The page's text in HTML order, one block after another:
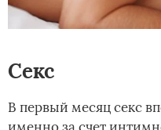
Секс
В первый месяц секс